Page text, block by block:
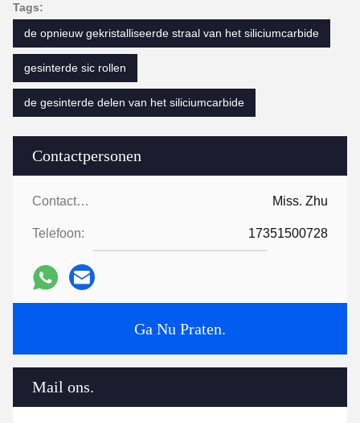
Contactpersonen
Contactpersonen: Miss. Zhu
Telefoon: 17351500728
Ga Nu Praten.
Mail ons.
Tags:
de opnieuw gekristalliseerde straal van het siliciumcarbide
gesinterde sic rollen
de gesinterde delen van het siliciumcarbide